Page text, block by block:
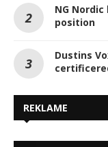
NG
position
Dustins
REKLAME